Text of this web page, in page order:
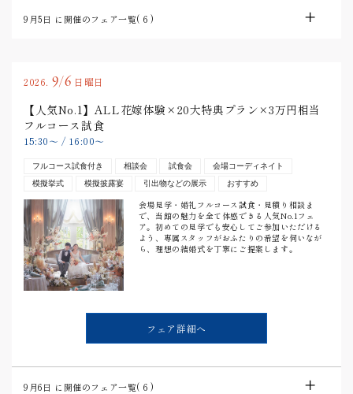
9月5日 に開催のフェア一覧( 6 )
2026. 9/6 日曜日
【人気No.1】ALL花嫁体験×20大特典プラン×3万円相当
フルコース試食
15:30〜 / 16:00〜
フルコース試食付き 相談会 試食会
会場コーディネイト
模擬挙式
模擬披露宴 引出物などの展示 おすすめ
会場見学・婚礼フルコース試食・見積り相談ま
で、当館の魅力を全て体感できる人気No.1フェ
ア。初めての見学でも安心してご参加いただける
よう、専属スタッフがおふたりの希望を伺いなが
ら、理想の結婚式を丁寧にご提案します。
フェア詳細へ
9月6日 に開催のフェア一覧( 6 )